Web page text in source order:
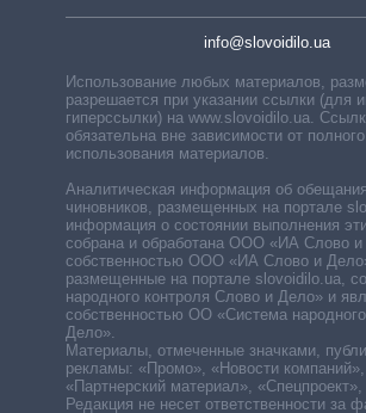
info@slovoidilo.ua
Использование любых материалов,
разрешается при указании ссылки (для
гиперссылки) на www.slovoidilo.ua.
обязательна вне зависимости от полного
использования материалов.
Аналитическая информация об
чиновников, размещенных на портале
информация о состоянии выполнения
собрана и обработана ООО «ИА Слово и
собственностью ООО «ИА Слово и
размещенные на портале slovoidilo.ua,
народного контроля Слово и Дело» и
собственностью ОО «Система народного
Дело».
Материалы, отмеченные значками,
рекламы: «Промо», «Новости компаний»,
«Партнерский материал»,
Редакция не несет ответственности за